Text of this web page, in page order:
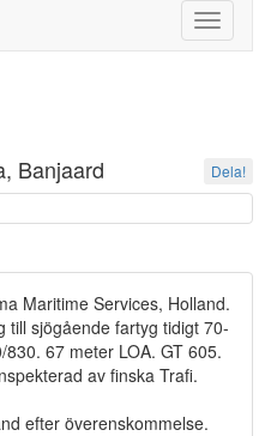
Toggle
Banjaard Dela!
Maritime Services, Holland.
till sjögående fartyg tidigt 70-
67 meter LOA. GT 605.
av finska Trafi.
efter överenskommelse.